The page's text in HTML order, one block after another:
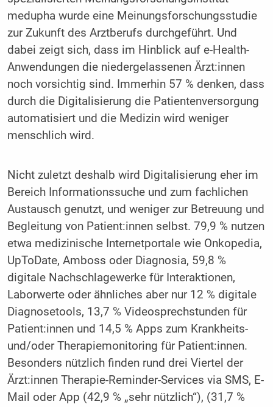
medupha wurde eine Meinungsforschungsstudie
zur Zukunft des Arztberufs durchgeführt. Und
dabei zeigt sich, dass im Hinblick auf e-Health-
Anwendungen die niedergelassenen Ärzt:innen
noch vorsichtig sind. Immerhin 57 % denken, dass
durch die Digitalisierung die Patientenversorgung
automatisiert und die Medizin wird weniger
menschlich wird.
Nicht zuletzt deshalb wird Digitalisierung eher im
Bereich Informationssuche und zum fachlichen
Austausch genutzt, und weniger zur Betreuung und
Begleitung von Patient:innen selbst. 79,9 % nutzen
etwa medizinische Internetportale wie Onkopedia,
UpToDate, Amboss oder Diagnosia, 59,8 %
digitale Nachschlagewerke für Interaktionen,
Laborwerte oder ähnliches aber nur 12 % digitale
Diagnosetools, 13,7 % Videosprechstunden für
Patient:innen und 14,5 % Apps zum Krankheits-
und/oder Therapiemonitoring für Patient:innen.
Besonders nützlich finden rund drei Viertel der
Ärzt:innen Therapie-Reminder-Services via SMS, E-
Mail oder App (42,9 % „sehr nützlich“), (31,7 %